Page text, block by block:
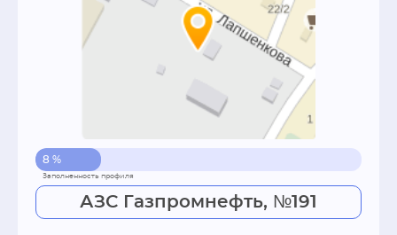
8 %
АЗС Газпромнефть, №191